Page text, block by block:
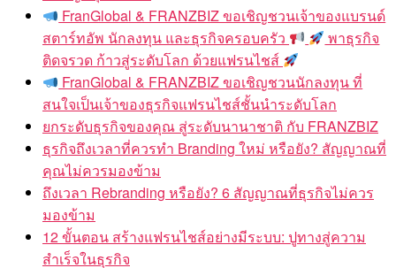
FranGlobal & FRANZBIZ ขอเชิญชวนเจ้าของแบรนด์
สตาร์ทอัพ นักลงทุน และธุรกิจครอบครัว
พาธุรกิจ
ติดจรวด ก้าวสู่ระดับโลก ด้วยแฟรนไชส์
FranGlobal & FRANZBIZ ขอเชิญชวนนักลงทุน ที่
สนใจเป็นเจ้าของธุรกิจแฟรนไชส์ชั้นนำระดับโลก
ยกระดับธุรกิจของคุณ สู่ระดับนานาชาติ กับ FRANZBIZ
ธุรกิจถึงเวลาที่ควรทำ Branding ใหม่ หรือยัง? สัญญาณที่
คุณไม่ควรมองข้าม
ถึงเวลา Rebranding หรือยัง? 6 สัญญาณที่ธุรกิจไม่ควร
มองข้าม
12 ขั้นตอน สร้างแฟรนไชส์อย่างมีระบบ: ปูทางสู่ความ
สำเร็จในธุรกิจ